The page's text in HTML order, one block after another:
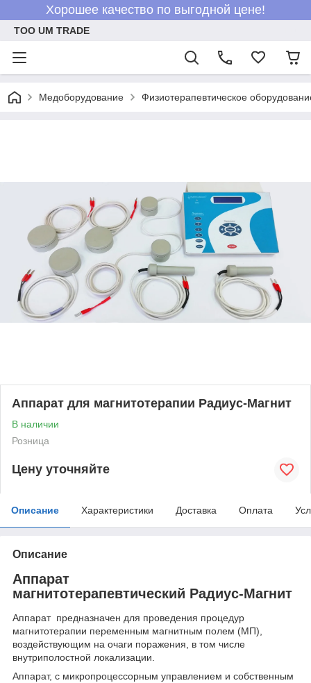
Хорошее качество по выгодной цене!
ТОО UM TRADE
Медоборудование Физиотерапевтическое
Аппарат для магнитотерапии Радиус-Магнит
В наличии
Розница
Цену уточняйте
Описание Характеристики Доставка Оплата
Описание
Аппарат
магнитотерапевтический Радиус-Магнит
Аппарат предназначен для проведения процедур
магнитотерапии переменным магнитным полем (МП),
воздействующим на очаги поражения, в том числе
внутриполостной локализации.
Аппарат, с микропроцессорным управлением и собственным